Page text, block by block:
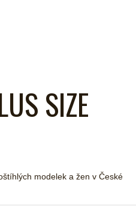
SIZE
modelek a žen v České